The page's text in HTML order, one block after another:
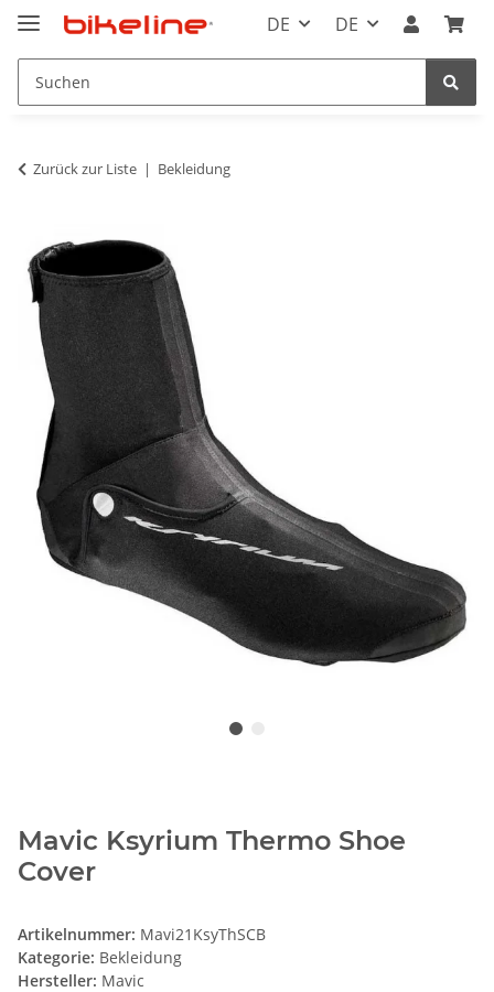
DE DE
Zurück zur Liste Bekleidung
Mavic Ksyrium Thermo Shoe
Cover
Artikelnummer: Mavi21KsyThSCB
Kategorie: Bekleidung
Hersteller: Mavic